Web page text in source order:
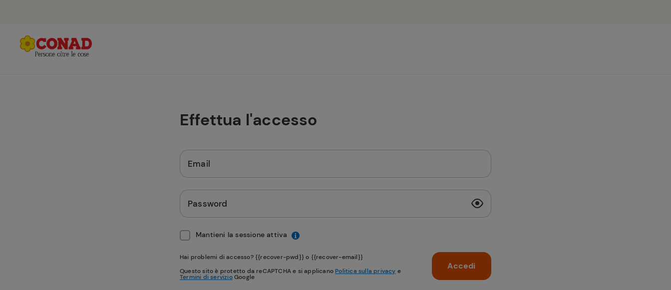
Effettua l'accesso
Email
Password
Mantieni la sessione attiva
Hai problemi di accesso? {{recover-pwd}} o {{recover-email}}
Questo sito è protetto da reCAPTCHA e si applicano Politica sulla privacy e
Termini di servizioGoogle
Accedi